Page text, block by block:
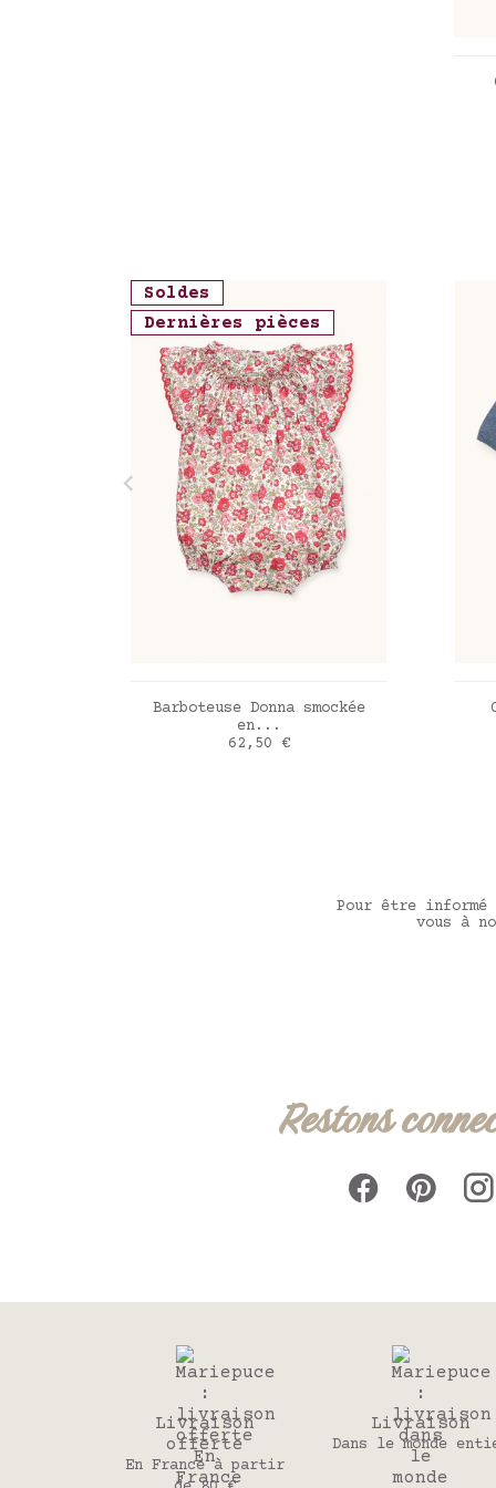
Soldes
Dernières pièces
AJOUTER AU PANIER
Barboteuse Donna smockée
en...
Prix
62,50 €
Pour être
vous à
Restons
Livraison
offerte
En France à partir
Livraison
Dans le monde